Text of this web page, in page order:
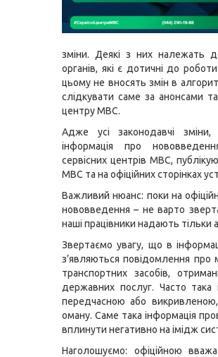
зміни. Деякі з них належать
органів, які є дотичні до
цьому не вносять змін в
слідкувати саме за анонсами
центру МВС.
Адже усі законодавчі зміни,
інформація про
сервісних центрів МВС,
МВС та на офіційних сторінках
Важливий нюанс: поки на
нововведення – не варто
наші працівники надають тільки
Звертаємо увагу, що в
з’являються повідомлення про
транспортних засобів,
державних послуг. Часто
передчасною або
оману. Саме така інформація
вплинути негативно на імідж
Наголошуємо: офіційною